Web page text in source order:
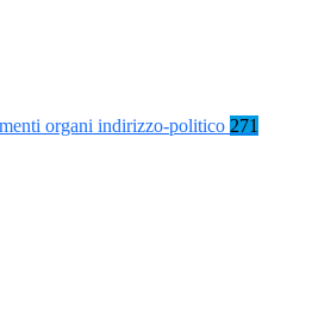
organi indirizzo-politico 271